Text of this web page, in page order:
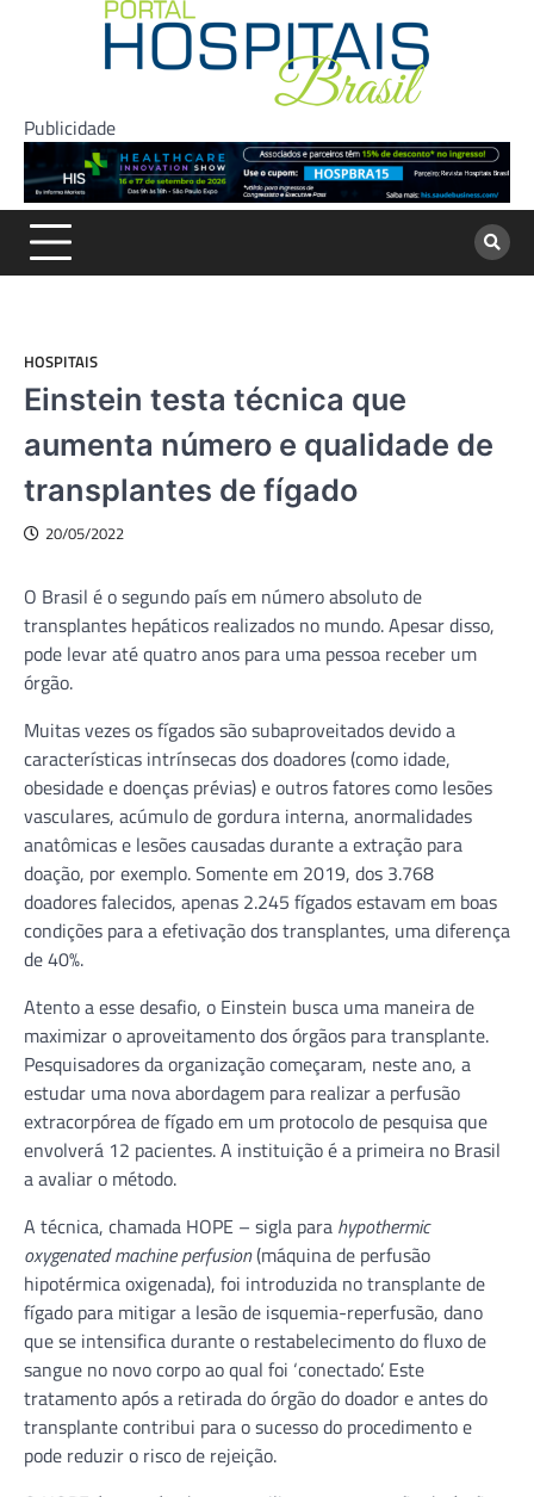
Publicidade
HOSPITAIS
Einstein testa técnica que
aumenta número e qualidade de
transplantes de fígado
20/05/2022
O Brasil é o segundo país em número absoluto de
transplantes hepáticos realizados no mundo. Apesar disso,
pode levar até quatro anos para uma pessoa receber um
órgão.
Muitas vezes os fígados são subaproveitados devido a
características intrínsecas dos doadores (como idade,
obesidade e doenças prévias) e outros fatores como lesões
vasculares, acúmulo de gordura interna, anormalidades
anatômicas e lesões causadas durante a extração para
doação, por exemplo. Somente em 2019, dos 3.768
doadores falecidos, apenas 2.245 fígados estavam em boas
condições para a efetivação dos transplantes, uma diferença
de 40%.
Atento a esse desafio, o Einstein busca uma maneira de
maximizar o aproveitamento dos órgãos para transplante.
Pesquisadores da organização começaram, neste ano, a
estudar uma nova abordagem para realizar a perfusão
extracorpórea de fígado em um protocolo de pesquisa que
envolverá 12 pacientes. A instituição é a primeira no Brasil
a avaliar o método.
A técnica, chamada HOPE – sigla para hypothermic
oxygenated machine perfusion(máquina de perfusão
hipotérmica oxigenada), foi introduzida no transplante de
fígado para mitigar a lesão de isquemia-reperfusão, dano
que se intensifica durante o restabelecimento do fluxo de
sangue no novo corpo ao qual foi ‘conectado’. Este
tratamento após a retirada do órgão do doador e antes do
transplante contribui para o sucesso do procedimento e
pode reduzir o risco de rejeição.